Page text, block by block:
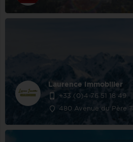
Laurence Immobilier
+33 (0)4 76 51 18 49
480 Avenue du Père